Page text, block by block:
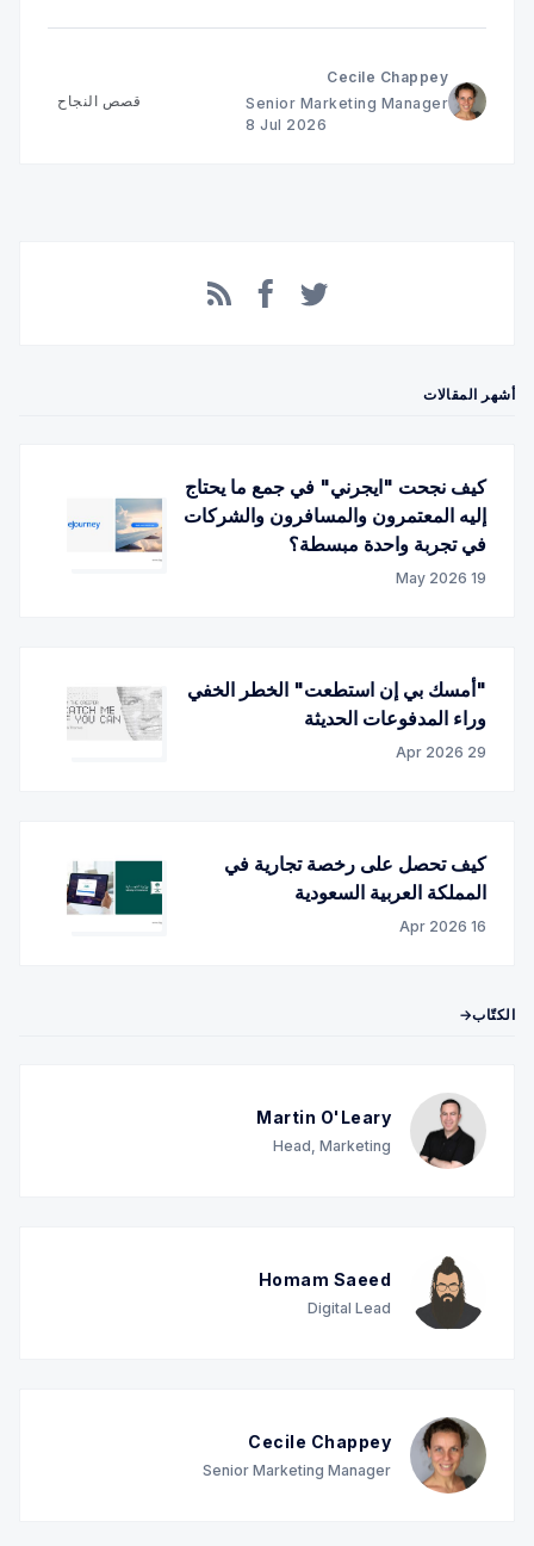
Cecile Chappey
Senior Marketing Manager
8 Jul 2026
قصص النجاح
أشهر المقالات
كيف نجحت "ايجرني" في جمع ما يحتاج
إليه المعتمرون والمسافرون والشركات
في تجربة واحدة مبسطة؟
19 May 2026
"أمسك بي إن استطعت" الخطر الخفي
وراء المدفوعات الحديثة
29 Apr 2026
كيف تحصل على رخصة تجارية في
المملكة العربية السعودية
16 Apr 2026
الكتّاب→
Martin O'Leary
Head, Marketing
Homam Saeed
Digital Lead
Cecile Chappey
Senior Marketing Manager